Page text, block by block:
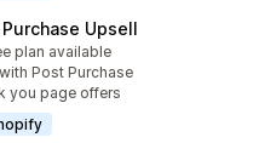
Upsell
totali
plan available
Post Purchase
you page offers